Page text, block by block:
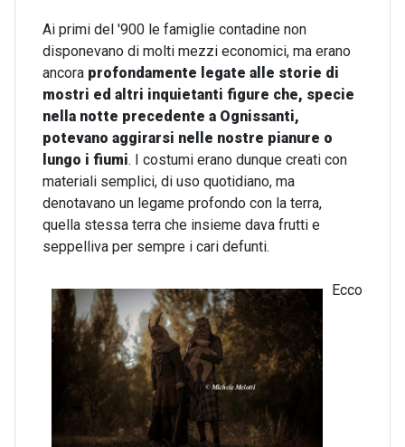
Ai primi del '900 le famiglie contadine non
disponevano di molti mezzi economici, ma erano
ancora profondamente legate alle storie di
mostri ed altri inquietanti figure che, specie
nella notte precedente a Ognissanti,
potevano aggirarsi nelle nostre pianure o
lungo i fiumi. I costumi erano dunque creati con
materiali semplici, di uso quotidiano, ma
denotavano un legame profondo con la terra,
quella stessa terra che insieme dava frutti e
seppelliva per sempre i cari defunti.
Ecco